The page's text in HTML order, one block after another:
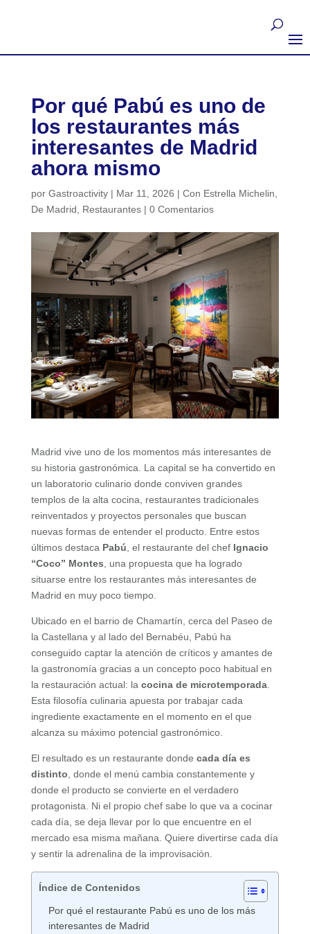
Por qué Pabú es uno de
los restaurantes más
interesantes de Madrid
ahora mismo
por Gastroactivity| Mar 11, 2026 | Con Estrella Michelin
De Madrid
Restaurantes| 0 Comentarios
Madrid vive uno de los momentos más interesantes de
su historia gastronómica. La capital se ha convertido en
un laboratorio culinario donde conviven grandes
templos de la alta cocina, restaurantes tradicionales
reinventados y proyectos personales que buscan
nuevas formas de entender el producto. Entre estos
últimos destaca Pabú , el restaurante del chef Ignacio
“Coco” Montes , una propuesta que ha logrado
situarse entre los restaurantes más interesantes de
Madrid en muy poco tiempo.
Ubicado en el barrio de Chamartín, cerca del Paseo de
la Castellana y al lado del Bernabéu, Pabú ha
conseguido captar la atención de críticos y amantes de
la gastronomía gracias a un concepto poco habitual en
la restauración actual: la cocina de microtemporada.
Esta filosofía culinaria apuesta por trabajar cada
ingrediente exactamente en el momento en el que
alcanza su máximo potencial gastronómico.
El resultado es un restaurante donde cada día es
distinto , donde el menú cambia constantemente y
donde el producto se convierte en el verdadero
protagonista. Ni el propio chef sabe lo que va a cocinar
cada día, se deja llevar por lo que encuentre en el
mercado esa misma mañana. Quiere divertirse cada día
y sentir la adrenalina de la improvisación.
Índice de Contenidos
Por qué el restaurante Pabú es uno de los más
interesantes de Madrid